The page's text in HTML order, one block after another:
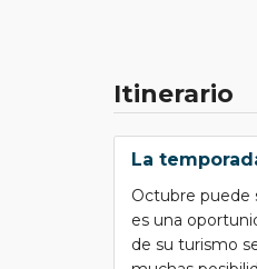
Itinerario
La
Octubre puede
es una
de su turismo